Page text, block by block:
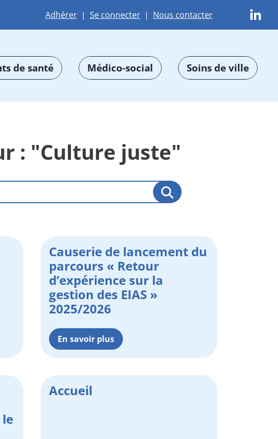
Adhérer | Se connecter | Nous contacter
de santé Médico-social Soins de ville
: "Culture juste"
Causerie de lancement du
parcours « Retour
d’expérience sur la
gestion des EIAS »
2025/2026
En savoir plus
Accueil